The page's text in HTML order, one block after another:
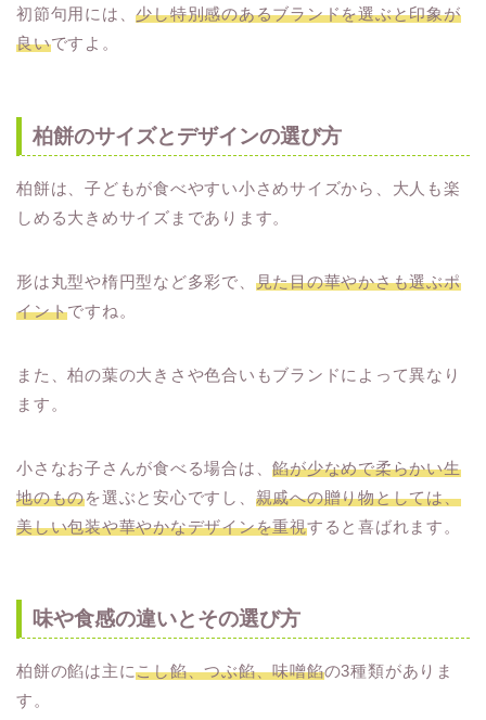
初節句用には、少し特別感のあるブランドを選ぶと印象が
良いですよ。
柏餅のサイズとデザインの選び方
柏餅は、子どもが食べやすい小さめサイズから、大人も楽
しめる大きめサイズまであります。
形は丸型や楕円型など多彩で、 見た目の華やかさも選ぶポ
イントですね。
また、柏の葉の大きさや色合いもブランドによって異なり
ます。
小さなお子さんが食べる場合は、餡が少なめで柔らかい生
地のものを選ぶと安心ですし、 親戚への贈り物としては、
美しい包装や華やかなデザインを重視すると喜ばれます。
味や食感の違いとその選び方
柏餅の餡は主にこし餡、つぶ餡、味噌餡の3種類がありま
す。